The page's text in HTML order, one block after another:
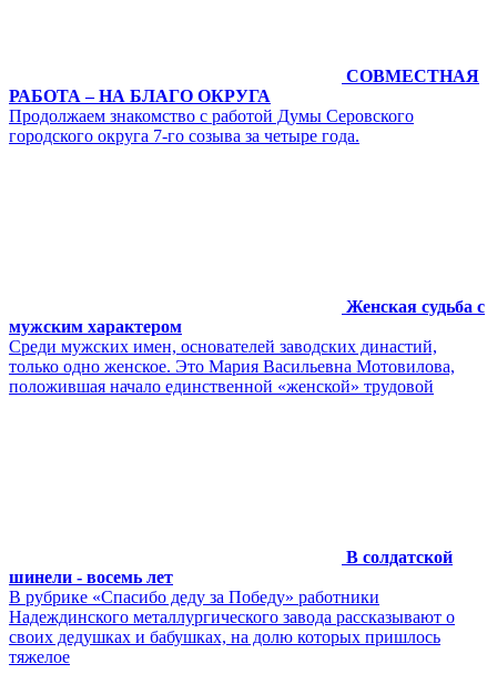
СОВМЕСТНАЯ
РАБОТА – НА БЛАГО ОКРУГА
Продолжаем знакомство с работой Думы Серовского
городского округа 7-го созыва за четыре года.
Женская судьба с
мужским характером
Среди мужских имен, основателей заводских династий,
только одно женское. Это Мария Васильевна Мотовилова,
положившая начало единственной «женской» трудовой
В солдатской
шинели - восемь лет
В рубрике «Спасибо деду за Победу» работники
Надеждинского металлургического завода рассказывают о
своих дедушках и бабушках, на долю которых пришлось
тяжелое